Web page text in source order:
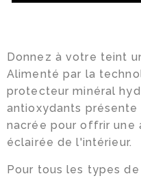
Donnez à votre teint
Alimenté par la
protecteur minéral
antioxydants
nacrée pour offrir une
éclairée de l'intérieur.
Pour tous les types de